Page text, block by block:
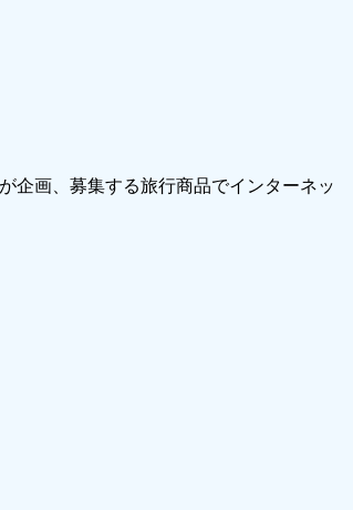
企画、募集する旅行商品でインターネッ